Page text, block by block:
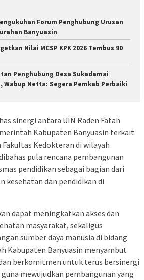
Forum Penghubung Urusan
Banyuasin
Nilai MCSP KPK 2026 Tembus 90
Penghubung Desa Sukadamai
Wabup Netta: Segera Pemkab Perbaiki
sinergi antara UIN Raden Fatah
Kabupaten Banyuasin terkait
Kedokteran di wilayah
pula rencana pembangunan
pendidikan sebagai bagian dari
kesehatan dan pendidikan di
dapat meningkatkan akses dan
masyarakat, sekaligus
sumber daya manusia di bidang
Kabupaten Banyuasin menyambut
berkomitmen untuk terus bersinergi
mewujudkan pembangunan yang